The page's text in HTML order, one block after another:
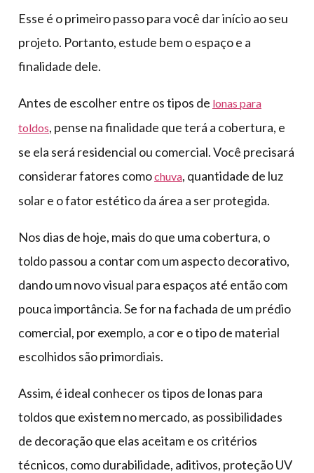
Esse é o primeiro passo para você dar início ao seu
projeto. Portanto, estude bem o espaço e a
finalidade dele.
Antes de escolher entre os tipos de lonas para
toldos, pense na finalidade que terá a cobertura, e
se ela será residencial ou comercial. Você precisará
considerar fatores comochuva, quantidade de luz
solar e o fator estético da área a ser protegida.
Nos dias de hoje, mais do que uma cobertura, o
toldo passou a contar com um aspecto decorativo,
dando um novo visual para espaços até então com
pouca importância. Se for na fachada de um prédio
comercial, por exemplo, a cor e o tipo de material
escolhidos são primordiais.
Assim, é ideal conhecer os tipos de lonas para
toldos que existem no mercado, as possibilidades
de decoração que elas aceitam e os critérios
técnicos, como durabilidade, aditivos, proteção UV